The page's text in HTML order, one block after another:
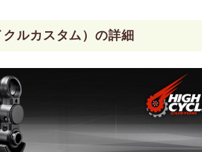
ルカスタム）の詳細